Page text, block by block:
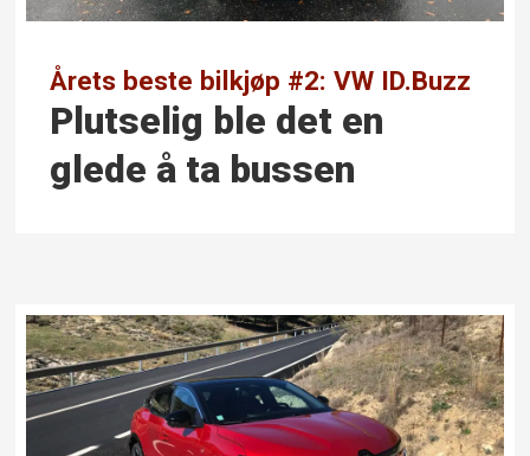
Årets beste bilkjøp #2: VW ID.Buzz
Plutselig ble det en
glede å ta bussen